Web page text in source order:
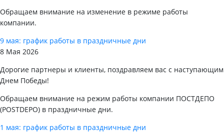
Обращаем внимание на изменение в режиме работы
компании.
9 мая: график работы в праздничные дни
8 Мая 2026
Дорогие партнеры и клиенты, поздравляем вас с наступающим
Днем Победы!
Обращаем внимание на режим работы компании ПОСТДЕПО
(POSTDEPO) в праздничные дни.
1 мая: график работы в праздничные дни